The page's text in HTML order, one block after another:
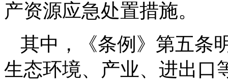
产资源应急处置措施。
其中，《条例》第五条
生态环境、产业、进出口